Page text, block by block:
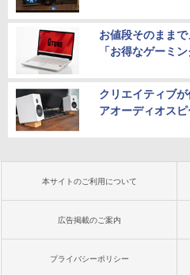
お値段そのまま
「お得なゲーミン
クリエイティブ
アオーディオスピ
本サイトのご利用について
広告掲載のご案内
プライバシーポリシー